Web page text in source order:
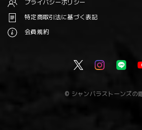
プライバシーポリシー
特定商取引法に基づく表記
会員規約
© シャンバラストーンズの